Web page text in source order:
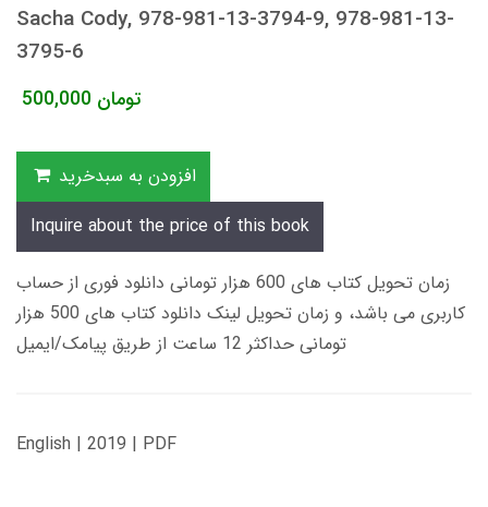
Sacha Cody, 978-981-13-3794-9, 978-981-13-
3795-6
500,000 تومان
افزودن به سبدخرید
Inquire about the price of this book
زمان تحویل کتاب های 600 هزار تومانی دانلود فوری از حساب
کاربری می باشد، و زمان تحویل لینک دانلود کتاب های 500 هزار
تومانی حداکثر 12 ساعت از طریق پیامک/ایمیل
English | 2019 | PDF